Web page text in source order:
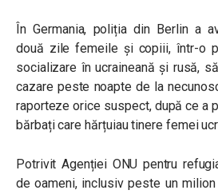
În Germania, poliția din Berlin a
două zile femeile și copiii, într-o
socializare în ucraineană și rusă,
cazare peste noapte de la
raporteze orice suspect, după ce a
bărbați care hărțuiau tinere femei
Potrivit Agenției ONU pentru
de oameni, inclusiv peste un